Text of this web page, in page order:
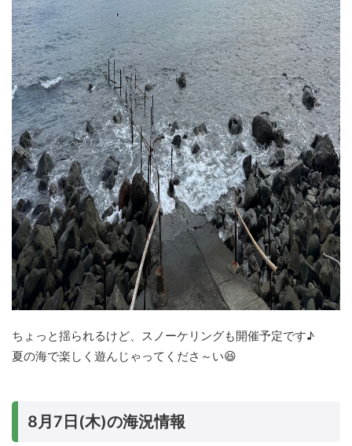
ちょっと揺られるけど、スノーケリングも開催予定です♪
夏の海で楽しく遊んじゃってくださ～い😆
8月7日(木)の海況情報